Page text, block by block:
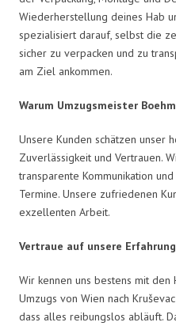
Wiederherstellung deines Hab
spezialisiert darauf, selbst die
sicher zu verpacken und zu
am Ziel ankommen.
Warum Umzugsmeister
Unsere Kunden schätzen unser
Zuverlässigkeit und Vertrauen.
transparente Kommunikation
Termine. Unsere zufriedenen
exzellenten Arbeit.
Vertraue auf unsere
Wir kennen uns bestens mit
Umzugs von Wien nach
dass alles reibungslos abläuft.